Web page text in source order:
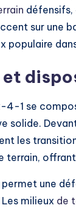
sur une
populaire
1 se
solide.
les
terrain,
une
milieux de